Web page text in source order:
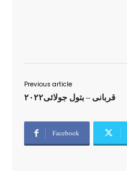
Previous article
قربانی – بتول جولائی۲۰۲۲
Facebook